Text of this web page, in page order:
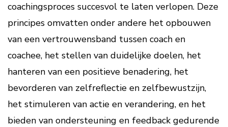
coachingsproces succesvol te laten verlopen. Deze
principes omvatten onder andere het opbouwen
van een vertrouwensband tussen coach en
coachee, het stellen van duidelijke doelen, het
hanteren van een positieve benadering, het
bevorderen van zelfreflectie en zelfbewustzijn,
het stimuleren van actie en verandering, en het
bieden van ondersteuning en feedback gedurende